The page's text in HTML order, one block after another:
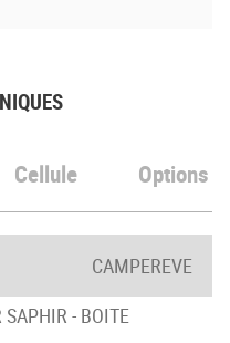
Cellule Options
CAMPEREVE
- BOITE